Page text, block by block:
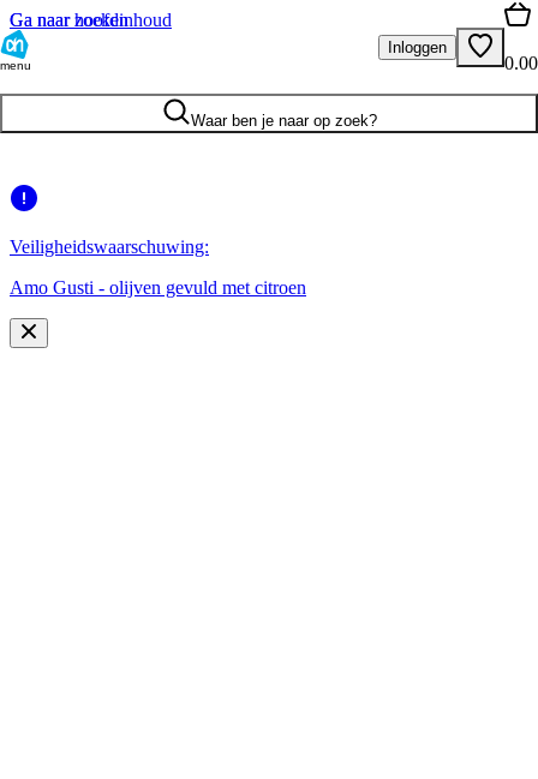
Ga naar hoofdinhoud
Ga naar zoeken
menu
Inloggen
0.00
Waar ben je naar op zoek?
Veiligheidswaarschuwing:
Amo Gusti - olijven gevuld met citroen